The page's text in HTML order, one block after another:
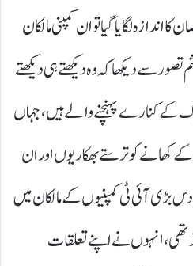
اندازہ لگایا گیا تو ان کمپنی مالکان
سے دیکھا کہ وہ دیکھتے ہی دیکھتے
کنارے پہنچنے والے ہیں، جہاں
کھانے کو ترستے بھکاریوں اور ان
بڑی آئی ٹی کمپنیوں کے مالکان میں
تھی، انہوں نے اپنے تعلقات